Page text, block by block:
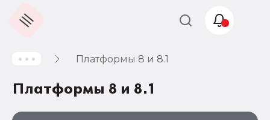
Платформы 8 и 8.1
Платформы 8 и 8.1
Учет и